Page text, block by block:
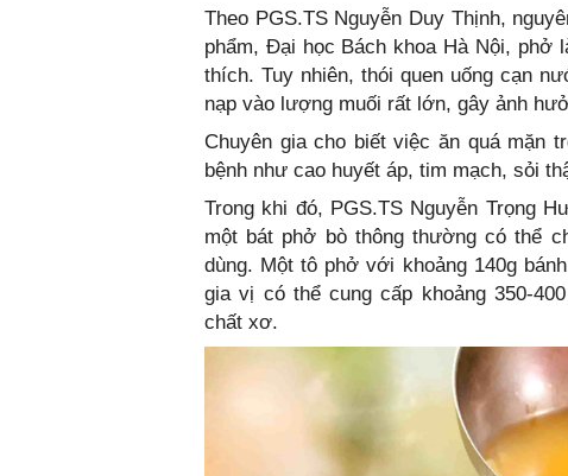
Theo PGS.TS Nguyễn Duy Thịnh,
phẩm, Đại học Bách khoa Hà Nội, phở
thích. Tuy nhiên, thói quen uống cạn
nạp vào lượng muối rất lớn, gây ảnh
Chuyên gia cho biết việc ăn quá mặn
bệnh như cao huyết áp, tim mạch, sỏi
Trong khi đó, PGS.TS Nguyễn Trọng
một bát phở bò thông thường có thể
dùng. Một tô phở với khoảng 140g
gia vị có thể cung cấp khoảng 350-
chất xơ.